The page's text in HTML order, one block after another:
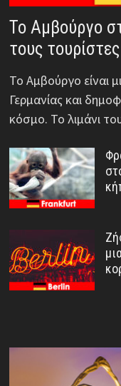
Το Αμβούργο
τους
Το Αμβούργο είναι
Γερμανίας και
κόσμο. Το λιμάνι